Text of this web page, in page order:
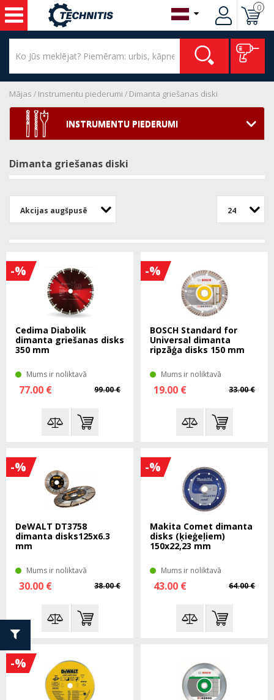
0
Mājas Instrumentu piederumi Dimanta griešanas diski
INSTRUMENTU PIEDERUMI
Dimanta griešanas diski
Akcijas augšpusē 24
-%
Cedima Diabolik
dimanta griešanas disks
350 mm
Mums ir noliktavā
99.00 €
77.00 €
-%
BOSCH Standard for
Universal dimanta
ripzāģa disks 150 mm
Mums ir noliktavā
33.00 €
19.00 €
-%
DeWALT DT3758
dimanta disks125x6.3
mm
Mums ir noliktavā
38.00 €
30.00 €
-%
Makita Comet dimanta
disks (ķieģeļiem)
150x22,23 mm
Mums ir noliktavā
64.00 €
43.00 €
-%